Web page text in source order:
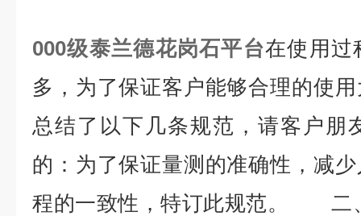
000级泰兰德花岗石平台在使用过
多，为了保证客户能够合理的使
总结了以下几条规范，请客户
的：为了保证量测的准确性，减
程的一致性，特订此规范。 二